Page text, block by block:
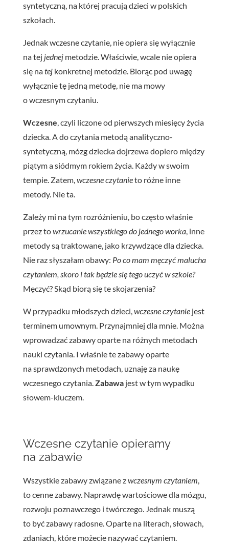
syntetyczną, na której pracują dzieci w polskich
szkołach.
Jednak wczesne czytanie, nie opiera się wyłącznie
na tej jednejmetodzie. Właściwie, wcale nie opiera
się natejkonkretnej metodzie. Biorąc pod uwagę
wyłącznie tę jedną metodę, nie ma mowy
o wczesnym czytaniu.
Wczesne, czyli liczone od pierwszych miesięcy życia
dziecka. A do czytania metodą analityczno-
syntetyczną, mózg dziecka dojrzewa dopiero między
piątym a siódmym rokiem życia. Każdy w swoim
tempie. Zatem,wczesne czytanieto różne inne
metody. Nie ta.
Zależy mi na tym rozróżnieniu, bo często właśnie
przez towrzucanie wszystkiego do jednego worka, inne
metody są traktowane, jako krzywdzące dla dziecka.
Nie raz słyszałam obawy: Po co mam męczyć malucha
czytaniem, skoro i tak będzie się tego uczyć w szkole?
Męczyć? Skąd biorą się te skojarzenia?
W przypadku młodszych dzieci,wczesne czytaniejest
terminem umownym. Przynajmniej dla mnie. Można
wprowadzać zabawy oparte na różnych metodach
nauki czytania. I właśnie te zabawy oparte
na sprawdzonych metodach, uznaję za naukę
wczesnego czytania.Zabawajest w tym wypadku
słowem-kluczem.
Wczesne czytanie opieramy
na zabawie
Wszystkie zabawy związane zwczesnym czytaniem,
to cenne zabawy. Naprawdę wartościowe dla mózgu,
rozwoju poznawczego i twórczego. Jednak muszą
to być zabawy radosne. Oparte na literach, słowach,
zdaniach, które możecie nazywać czytaniem.